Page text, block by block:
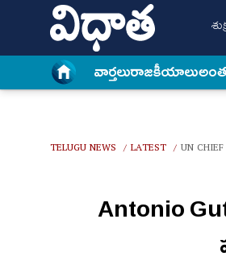
వార్త‌లురాజకీయాలు
TELUGU NEWS / LATEST / UN
Antonio